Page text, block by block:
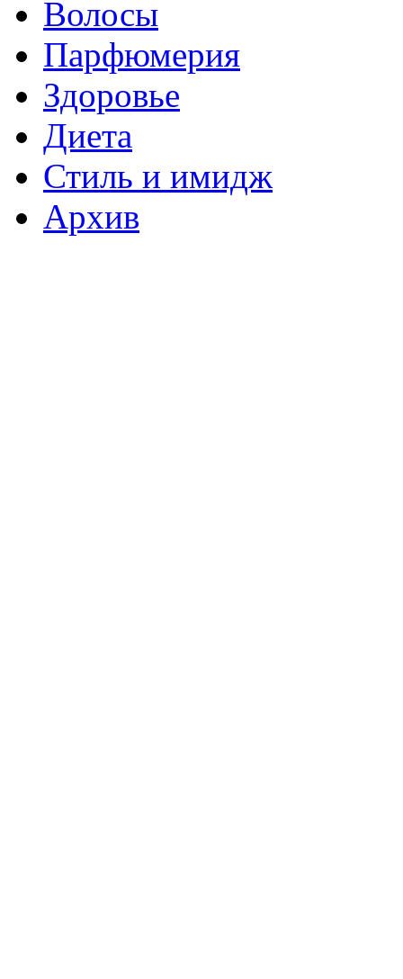
Волосы
Парфюмерия
Здоровье
Диета
Стиль и имидж
Архив